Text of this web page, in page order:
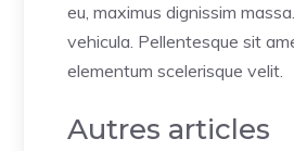
eu, maximus dignissim
vehicula. Pellentesque sit
elementum scelerisque velit.
Autres articles